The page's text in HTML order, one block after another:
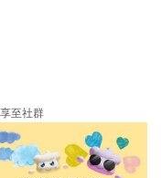
至社群